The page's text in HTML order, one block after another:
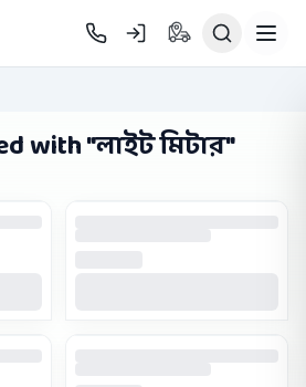
with "লাইট মিটার"